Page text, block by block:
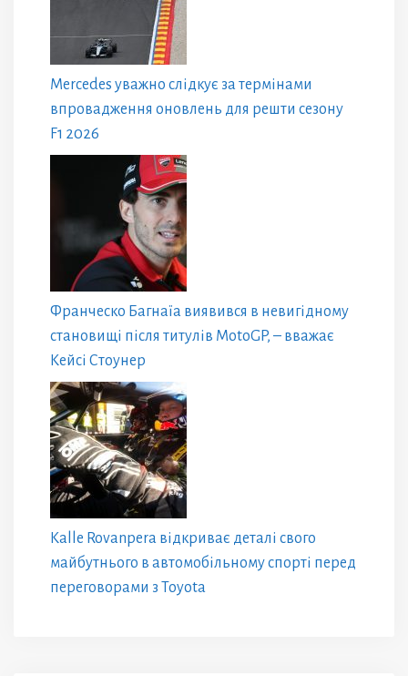
Mercedes уважно слідкує за термінами
впровадження оновлень для решти сезону
F1 2026
Франческо Багнаїа виявився в невигідному
становищі після титулів MotoGP, – вважає
Кейсі Стоунер
Kalle Rovanpera відкриває деталі свого
майбутнього в автомобільному спорті перед
переговорами з Toyota